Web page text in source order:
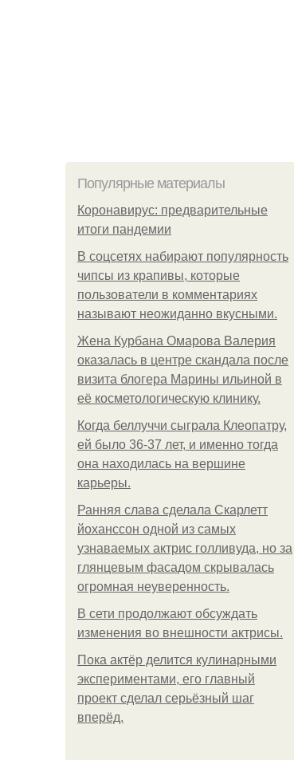
Популярные материалы
Коронавирус: предварительные
итоги пандемии
В соцсетях набирают популярность
чипсы из крапивы, которые
пользователи в комментариях
называют неожиданно вкусными.
Жена Курбана Омарова Валерия
оказалась в центре скандала после
визита блогера Марины ильиной в
её косметологическую клинику.
Когда беллуччи сыграла Клеопатру,
ей было 36-37 лет, и именно тогда
она находилась на вершине
карьеры.
Ранняя слава сделала Скарлетт
йоханссон одной из самых
узнаваемых актрис голливуда, но за
глянцевым фасадом скрывалась
огромная неуверенность.
В сети продолжают обсуждать
изменения во внешности актрисы.
Пока актёр делится кулинарными
экспериментами, его главный
проект сделал серьёзный шаг
вперёд.